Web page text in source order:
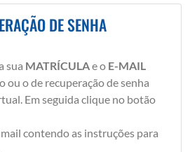
DE SENHA
sua MATRÍCULAe o E-MAIL
ou o de recuperação de senha
Em seguida clique no botão
contendo as instruções para